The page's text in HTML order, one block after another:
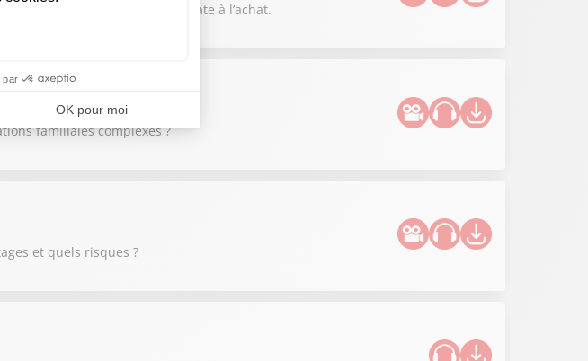
des biens avec décote immédiate à l’achat.
familiales complexes ?
et quels risques ?